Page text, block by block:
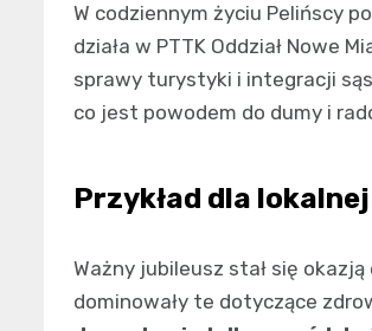
W codziennym życiu Pelińscy
działa w PTTK Oddział Nowe
sprawy turystyki i integracji
co jest powodem do dumy i
Przykład dla
Ważny jubileusz stał się
dominowały te dotyczące